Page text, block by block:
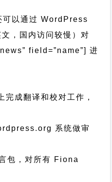
可以通过WordPress
，国内访问较慢）对
field=”name”]进
成翻译和校对工作，
系统做审
包，对所有 Fiona